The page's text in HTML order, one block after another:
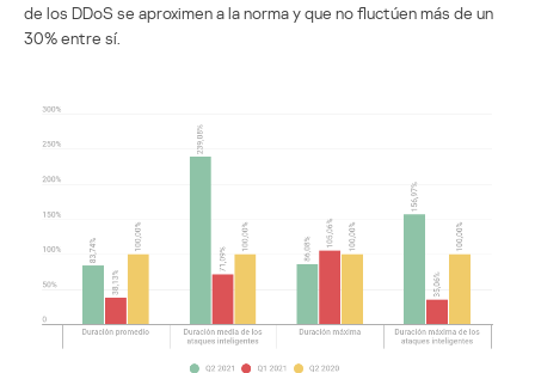
de los DDoS se aproximen a la norma y que no fluctúen más de un
30% entre sí.